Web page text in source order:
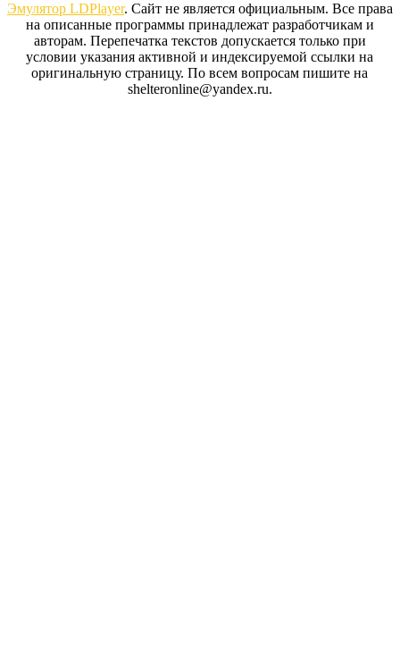
Top
Эмулятор LDPlayer. Сайт не является официальным. Все права
на описанные программы принадлежат разработчикам и
авторам. Перепечатка текстов допускается только при
условии указания активной и индексируемой ссылки на
оригинальную страницу. По всем вопросам пишите на
shelteronline@yandex.ru.